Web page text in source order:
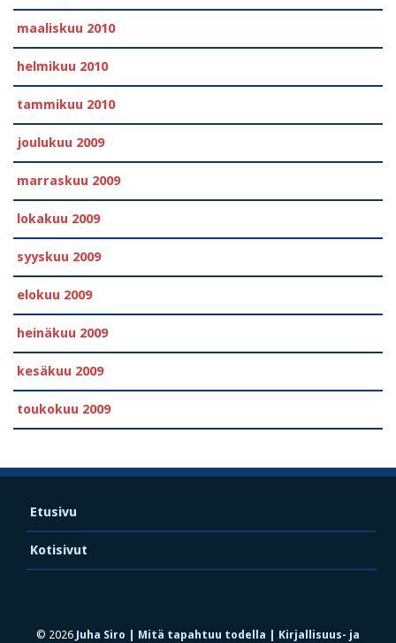
maaliskuu 2010
helmikuu 2010
tammikuu 2010
joulukuu 2009
marraskuu 2009
lokakuu 2009
syyskuu 2009
elokuu 2009
heinäkuu 2009
kesäkuu 2009
toukokuu 2009
Etusivu
Kotisivut
© 2026 Juha Siro | Mitä tapahtuu todella | Kirjallisuus- ja